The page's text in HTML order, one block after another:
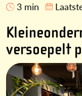
3 min
versoepelt